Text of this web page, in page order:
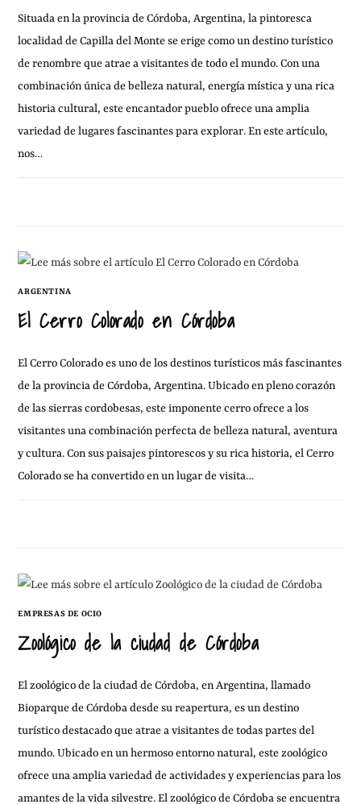
Situada en la provincia de Córdoba, Argentina, la pintoresca
localidad de Capilla del Monte se erige como un destino turístico
de renombre que atrae a visitantes de todo el mundo. Con una
combinación única de belleza natural, energía mística y una rica
historia cultural, este encantador pueblo ofrece una amplia
variedad de lugares fascinantes para explorar. En este artículo,
nos…
ARGENTINA
El Cerro Colorado en Córdoba
El Cerro Colorado es uno de los destinos turísticos más fascinantes
de la provincia de Córdoba, Argentina. Ubicado en pleno corazón
de las sierras cordobesas, este imponente cerro ofrece a los
visitantes una combinación perfecta de belleza natural, aventura
y cultura. Con sus paisajes pintorescos y su rica historia, el Cerro
Colorado se ha convertido en un lugar de visita…
EMPRESAS DE OCIO
Zoológico de la ciudad de Córdoba
El zoológico de la ciudad de Córdoba, en Argentina, llamado
Bioparque de Córdoba desde su reapertura, es un destino
turístico destacado que atrae a visitantes de todas partes del
mundo. Ubicado en un hermoso entorno natural, este zoológico
ofrece una amplia variedad de actividades y experiencias para los
amantes de la vida silvestre. El zoológico de Córdoba se encuentra